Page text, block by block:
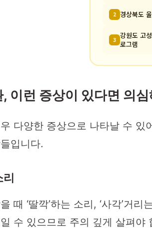
2 경상북도
3 강원도 고
로그램
, 이런 증상이 있다면 의
다양한 증상으로 나타날 수
입니다.
리
때 ‘딸깍’하는 소리, ‘사각’거
수 있으므로 주의 깊게 살펴야